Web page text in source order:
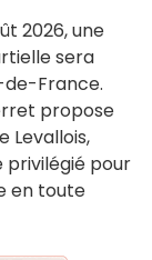
2026, une
sera
de-France.
propose
Levallois,
privilégié pour
en toute